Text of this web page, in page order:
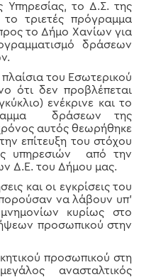
Υπηρεσίας, το Δ.Σ. της
το τριετές πρόγραμμα
το Δήμο Χανίων για
δράσεων
του Εσωτερικού
ότι δεν προβλέπεται
ενέκρινε και το
δράσεων της
αυτός θεωρήθηκε
επίτευξη του στόχου
υπηρεσιών από την
Δ.Ε. του Δήμου μας.
και οι εγκρίσεις του
να λάβουν υπ’
κυρίως στο
προσωπικού στην
προσωπικού στη
ανασταλτικός